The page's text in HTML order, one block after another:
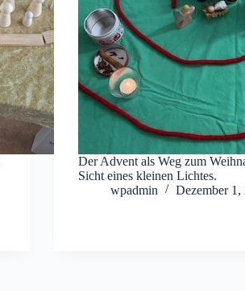
Der Advent als Weg zum
Sicht eines kleinen Lichtes.
wpadmin
Dezember 1,